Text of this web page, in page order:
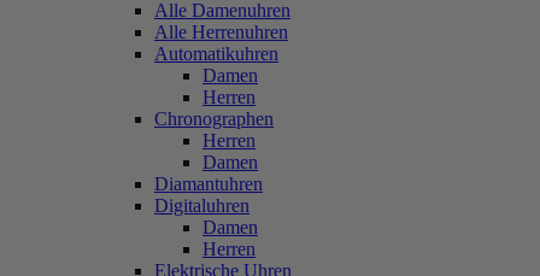
Alle Damenuhren
Alle Herrenuhren
Automatikuhren
Damen
Herren
Chronographen
Herren
Damen
Diamantuhren
Digitaluhren
Damen
Herren
Elektrische Uhren